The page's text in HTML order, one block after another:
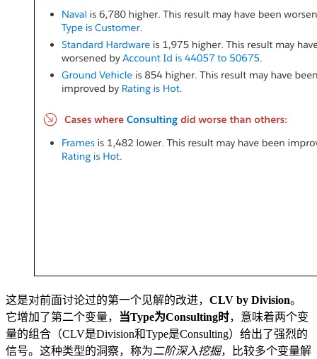
这是对前面讨论过的第一个见解的改进， CLV by Division。
它增加了第二个变量，
当Type为Consulting时，意味着两个变
量的组合（CLV是Division和Type是Consulting）给出了强烈的
信号。这种类型的洞察，称为二阶深入挖掘，比较多个变量解